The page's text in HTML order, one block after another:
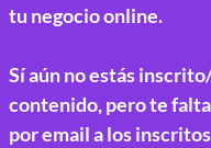
tu negocio online.
Sí aún no estás
contenido, pero te
por email a los